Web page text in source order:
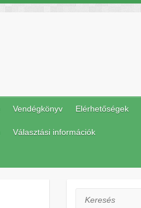
Vendégkönyv Elérhetőségek
Választási információk
Keresés